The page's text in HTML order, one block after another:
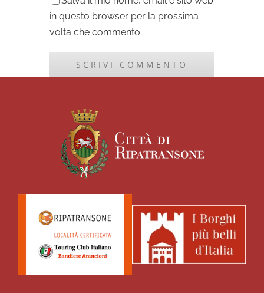
in questo browser per la prossima
volta che commento.